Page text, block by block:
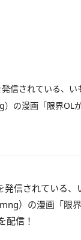
信されている、い
の漫画「限界OL
信されている、
）の漫画「限
配信！